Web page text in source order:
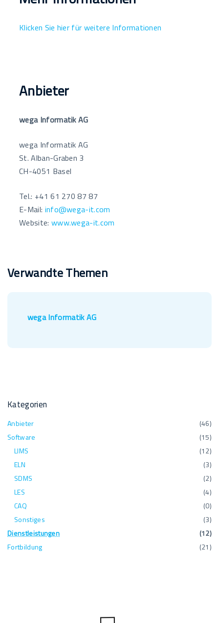
Klicken Sie hier für weitere Informationen
Anbieter
wega Informatik AG
wega Informatik AG
St. Alban-Graben 3
CH-4051 Basel
Tel.: +41 61 270 87 87
E-Mail: info@wega-it.com
Website: www.wega-it.com
Verwandte Themen
wega Informatik AG
Kategorien
(46)
Anbieter
(15)
Software
(12)
LIMS
(3)
ELN
(2)
SDMS
(4)
LES
(0)
CAQ
(3)
Sonstiges
(12)
Dienstleistungen
(21)
Fortbildung